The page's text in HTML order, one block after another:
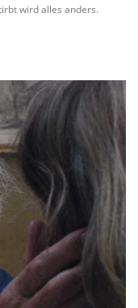
wird alles anders.